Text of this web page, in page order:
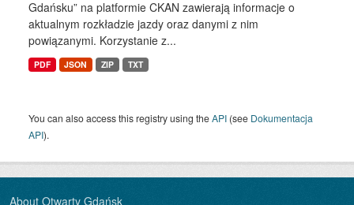
Gdańsku” na platformie CKAN zawierają informacje o
aktualnym rozkładzie jazdy oraz danymi z nim
powiązanymi. Korzystanie z...
PDF JSON ZIP TXT
You can also access this registry using theAPI (see Dokumentacja
API).
About Otwarty Gdańsk